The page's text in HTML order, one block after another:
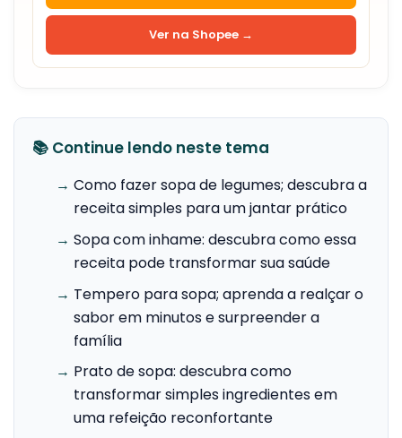
Ver na Shopee →
📚 Continue lendo neste tema
→ Como fazer sopa de legumes; descubra a
receita simples para um jantar prático
→ Sopa com inhame: descubra como essa
receita pode transformar sua saúde
→ Tempero para sopa; aprenda a realçar o
sabor em minutos e surpreender a
família
→ Prato de sopa: descubra como
transformar simples ingredientes em
uma refeição reconfortante